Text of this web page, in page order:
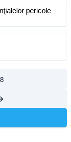
pericole
8